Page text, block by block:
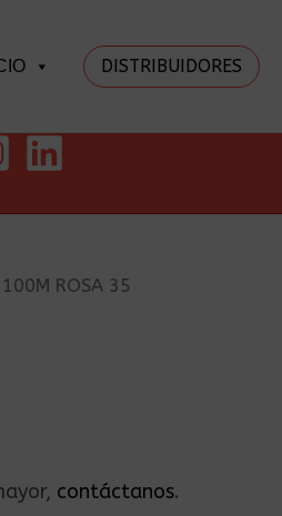
DISTRIBUIDORES
ROSA 35
contáctanos.